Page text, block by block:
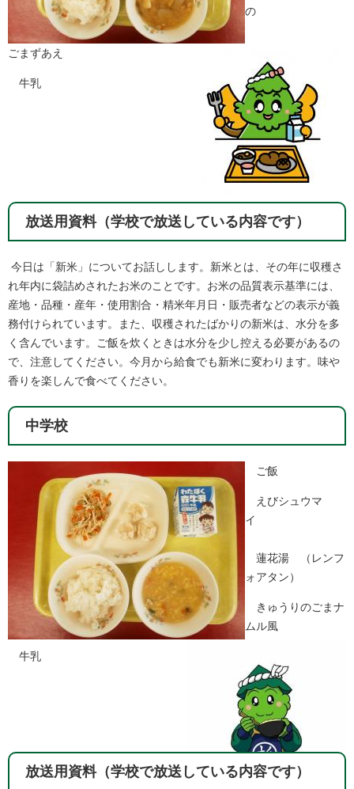
の
ごまずあえ
牛乳
放送用資料（学校で放送している内容です）
今日は「新米」についてお話しします。新米とは、その年に収穫さ
れ年内に袋詰めされたお米のことです。お米の品質表示基準には、
産地・品種・産年・使用割合・精米年月日・販売者などの表示が義
務付けられています。また、収穫されたばかりの新米は、水分を多
く含んでいます。ご飯を炊くときは水分を少し控える必要があるの
で、注意してください。今月から給食でも新米に変わります。味や
香りを楽しんで食べてください。 ​
中学校
ご飯
えびシュウマ
イ
蓮花湯 （レンフ
ォアタン）
きゅうりのごまナ
ムル風
牛乳
放送用資料（学校で放送している内容です）